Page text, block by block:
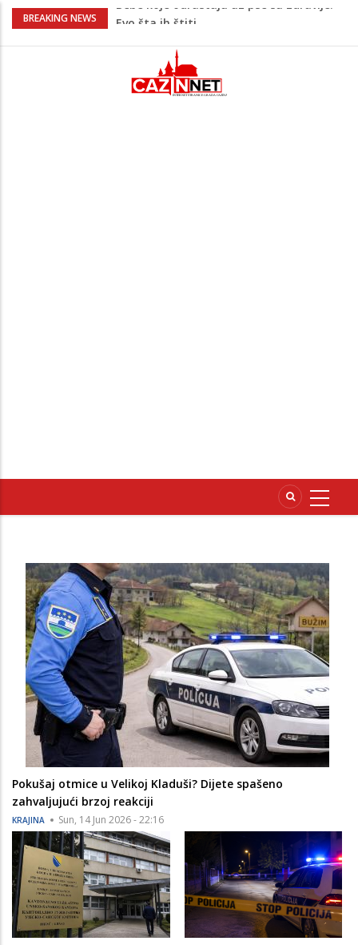
BREAKING NEWS
Krenuo u BiH sa 20 kilograma droge:
Juventus igra protiv Intera, Spaleti
razočarao navijače iz BiH
Užas: Uhapšen Italijan (45) kako
Pokušaj otmice u Velikoj Kladuši? Dijete spašeno
zahvaljujući brzoj reakciji
KRAJINA Sun, 14 Jun 2026 - 22:16